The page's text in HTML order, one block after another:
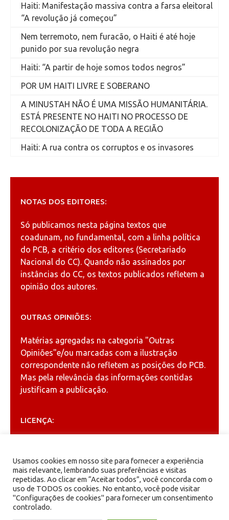
Haiti: Manifestação massiva contra a farsa eleitoral
“A revolução já começou”
Nem terremoto, nem furacão, o Haiti é até hoje
punido por sua revolução negra
Haiti: “A partir de hoje somos todos negros”
POR UM HAITI LIVRE E SOBERANO
A MINUSTAH NÃO É UMA MISSÃO HUMANITÁRIA.
ESTÁ PRESENTE NO HAITI NO PROCESSO DE
RECOLONIZAÇÃO DE TODA A REGIÃO
Haiti: A rua contra os corruptos e os invasores
NOTAS DOS EDITORES:
Só publicamos nesta página textos que
coadunam, no fundamental, com a linha política
do PCB, a critério dos editores (Secretariado
Nacional do CC). Quando não assinados por
instâncias do CC, os textos publicados refletem a
opinião dos autores.
OUTRAS OPINIÕES:
Matérias agregadas na categoria "Outras
Opiniões"e/ou marcadas com a ilustração
correspondente não refletem as posições do PCB.
Mas pela relevância das informações contidas
justificam a publicação.
LICENÇA:
Creative Commons
ARQUIVOS
Arquivos
Usamos cookies em nosso site para fornecer a experiência
mais relevante, lembrando suas preferências e visitas
repetidas. Ao clicar em “Aceitar todos”, você concorda com o
uso de TODOS os cookies. No entanto, você pode visitar
"Configurações de cookies" para fornecer um consentimento
controlado.